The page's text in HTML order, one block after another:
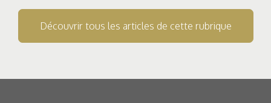
Découvrir tous les articles de cette rubrique